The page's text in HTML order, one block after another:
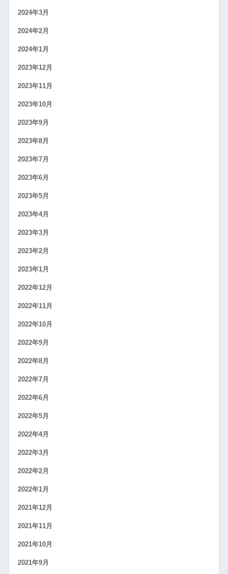
2024年3月
2024年2月
2024年1月
2023年12月
2023年11月
2023年10月
2023年9月
2023年8月
2023年7月
2023年6月
2023年5月
2023年4月
2023年3月
2023年2月
2023年1月
2022年12月
2022年11月
2022年10月
2022年9月
2022年8月
2022年7月
2022年6月
2022年5月
2022年4月
2022年3月
2022年2月
2022年1月
2021年12月
2021年11月
2021年10月
2021年9月